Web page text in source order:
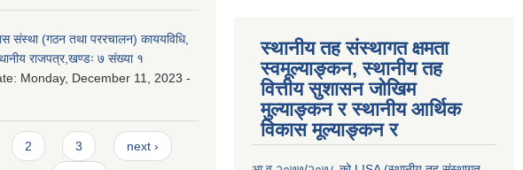
संस्था (गठन तथा पररचालन) काययविधि,
राजपत्र,खण्डः ७ संख्या १
Monday, December 11, 2023 -
2 3 next ›
स्थानीय तह संस्थागत क्षमता
स्वमूल्याङ्कन, स्थानीय तह
वित्तीय सुशासन जोखिम
मुल्याङ्कन र स्थानीय आर्थिक
विकास मूल्याङ्कन र